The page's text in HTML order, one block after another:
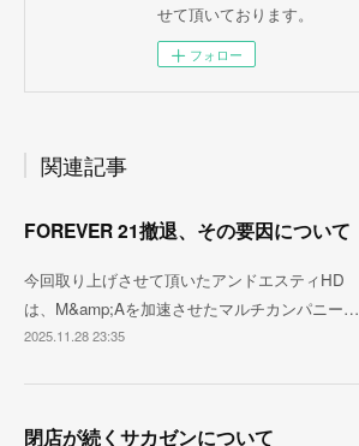
せて頂いております。
フォロー
関連記事
FOREVER 21撤退、その要因について
今回取り上げさせて頂いたアンドエスティHD
は、M&amp;Aを加速させたマルチカンパニー…
2025.11.28 23:35
閉店が続くサカゼンについて